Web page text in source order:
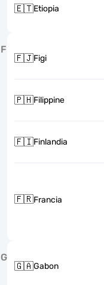
🇪🇹Etiopia
F
🇫🇯Figi
🇵🇭Filippine
🇫🇮Finlandia
🇫🇷Francia
G
🇬🇦Gabon